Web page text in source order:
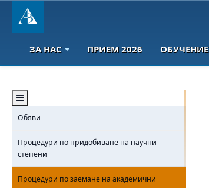
ЗА НАС ПРИЕМ 2026 ОБУЧЕНИЕ
Обяви
Процедури по придобиване на научни
степени
Процедури по заемане на академични